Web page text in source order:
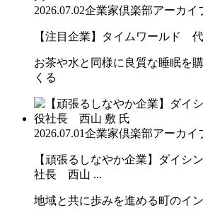
2026.07.02企業家倶楽部アーカイ
【注目企業】タイムワールド
お茶や水と同様に良質な睡眠を
くる
2026.07.01企業家倶楽部アーカイ
【頑張るしなやか企業】ダイ
社長 西山 ...
地域と共に歩みを進める町のイ